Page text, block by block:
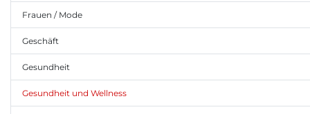
Frauen / Mode
Geschäft
Gesundheit
Gesundheit und Wellness